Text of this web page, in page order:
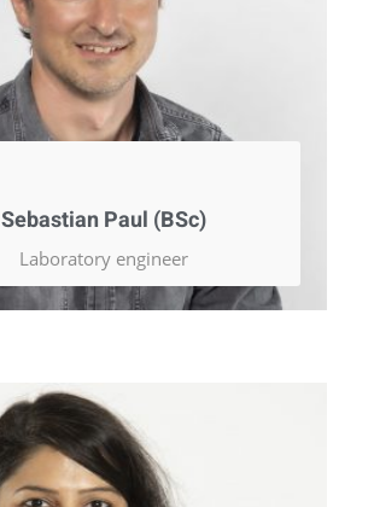
Sebastian Paul (BSc)
Laboratory engineer